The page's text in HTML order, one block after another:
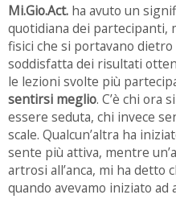
Mi.Gio.Act. ha avuto un
quotidiana dei partecipanti,
fisici che si portavano dietro
soddisfatta dei risultati
le lezioni svolte più
sentirsi meglio. C’è chi ora
essere seduta, chi invece
scale. Qualcun’altra ha
sente più attiva, mentre
artrosi all’anca, mi ha detto
quando avevamo iniziato ad